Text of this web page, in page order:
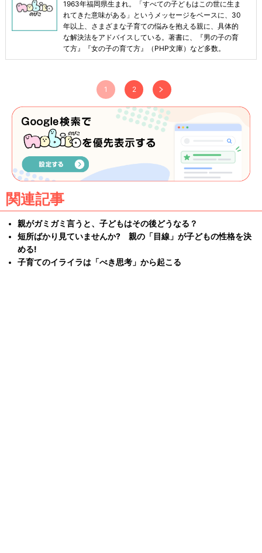
1963年福岡県生まれ。「すべての子どもはこの世に生ま
れてきた意味がある」というメッセージをベースに、30
年以上、さまざまな子育ての悩みを抱える親に、具体的
な解決法をアドバイスしている。著書に、『男の子の育
て方』『女の子の育て方』（PHP文庫）など多数。
1 2
関連記事
親がガミガミ言うと、子どもはその後どうなる？
短所ばかり見ていませんか? 親の「目線」が子どもの性格を決
める!
子育てのイライラは「べき思考」から起こる